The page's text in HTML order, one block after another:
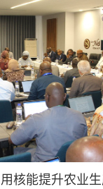
核能提升农业